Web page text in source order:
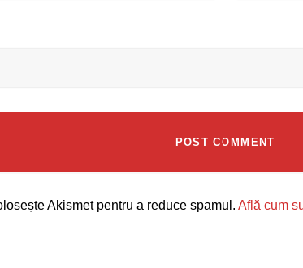
Akismet pentru a reduce spamul. Află cum